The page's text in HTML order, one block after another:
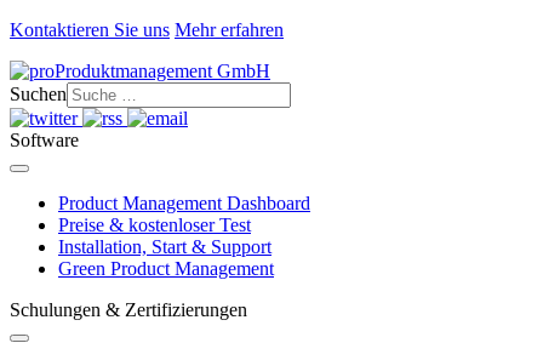
Kontaktieren Sie uns Mehr erfahren
Suchen
Software
Product Management Dashboard
Preise & kostenloser Test
Installation, Start & Support
Green Product Management
Schulungen & Zertifizierungen